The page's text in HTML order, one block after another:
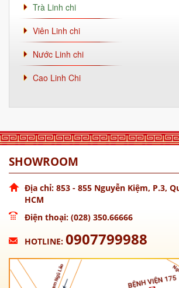
Trà Linh chi
Viên Linh chi
Nước Linh chi
Cao Linh Chi
SHOWROOM
Địa chỉ: 853 - 855 Nguyễn Kiệm, P.3,
HCM
Điện thoại: (028) 350.66666
HOTLINE: 0907799988